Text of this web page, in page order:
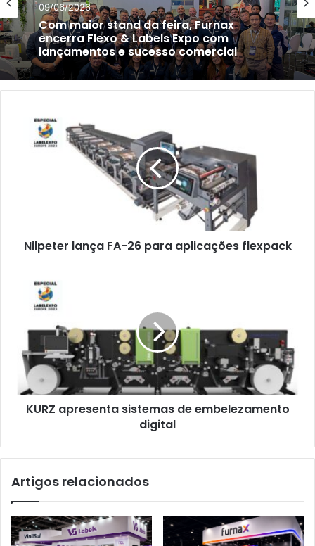
09/06/2026
Com maior stand da feira, Furnax
encerra Flexo & Labels Expo com
lançamentos e sucesso comercial
Nilpeter lança FA-26 para aplicações flexpack
apresenta
sistemas
embelezamento
digital
KURZ apresenta sistemas de embelezamento
digital
Artigos relacionados